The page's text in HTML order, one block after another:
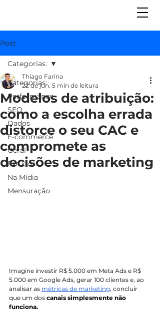
Post
Categorias:
Performance
SEO
Dados
E-commerce
Geral
Estudos
Na Mídia
Mensuração
Categorias:
Modelos de atribuição:
como a escolha errada
distorce o seu CAC e
compromete as
decisões de marketing
Thiago Farina
22 de jun. 5 min de leitura
Imagine investir R$ 5.000 em Meta Ads e R$
5.000 em Google Ads, gerar 100 clientes e, ao
analisar as métricas de marketing, concluir
que um dos canais simplesmente não
funciona.